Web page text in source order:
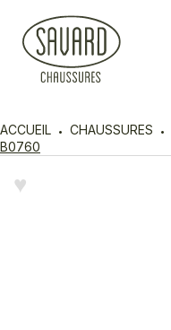
ACCUEIL CHAUSSURES
B0760
♥︎